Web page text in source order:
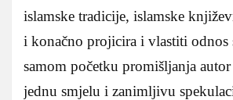
islamske tradicije, islamske
i konačno projicira i vlastiti odnos
samom početku promišljanja autor
jednu smjelu i zanimljivu